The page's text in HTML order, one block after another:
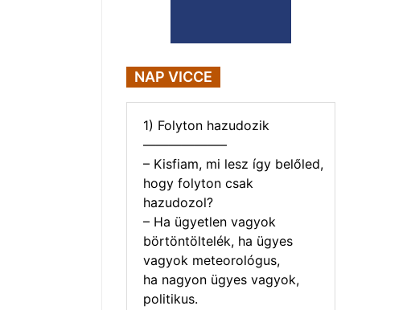
NAP VICCE
1) Folyton hazudozik
——————–
– Kisfiam, mi lesz így belőled,
hogy folyton csak
hazudozol?
– Ha ügyetlen vagyok
börtöntöltelék, ha ügyes
vagyok meteorológus,
ha nagyon ügyes vagyok,
politikus.